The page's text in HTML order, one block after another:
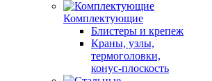
Комплектующие
Блистеры и крепеж
Краны, узлы,
термоголовки,
конус-плоскость